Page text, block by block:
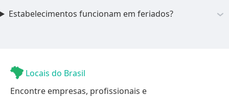
Estabelecimentos funcionam em feriados?
Locais do Brasil
Encontre empresas, profissionais e